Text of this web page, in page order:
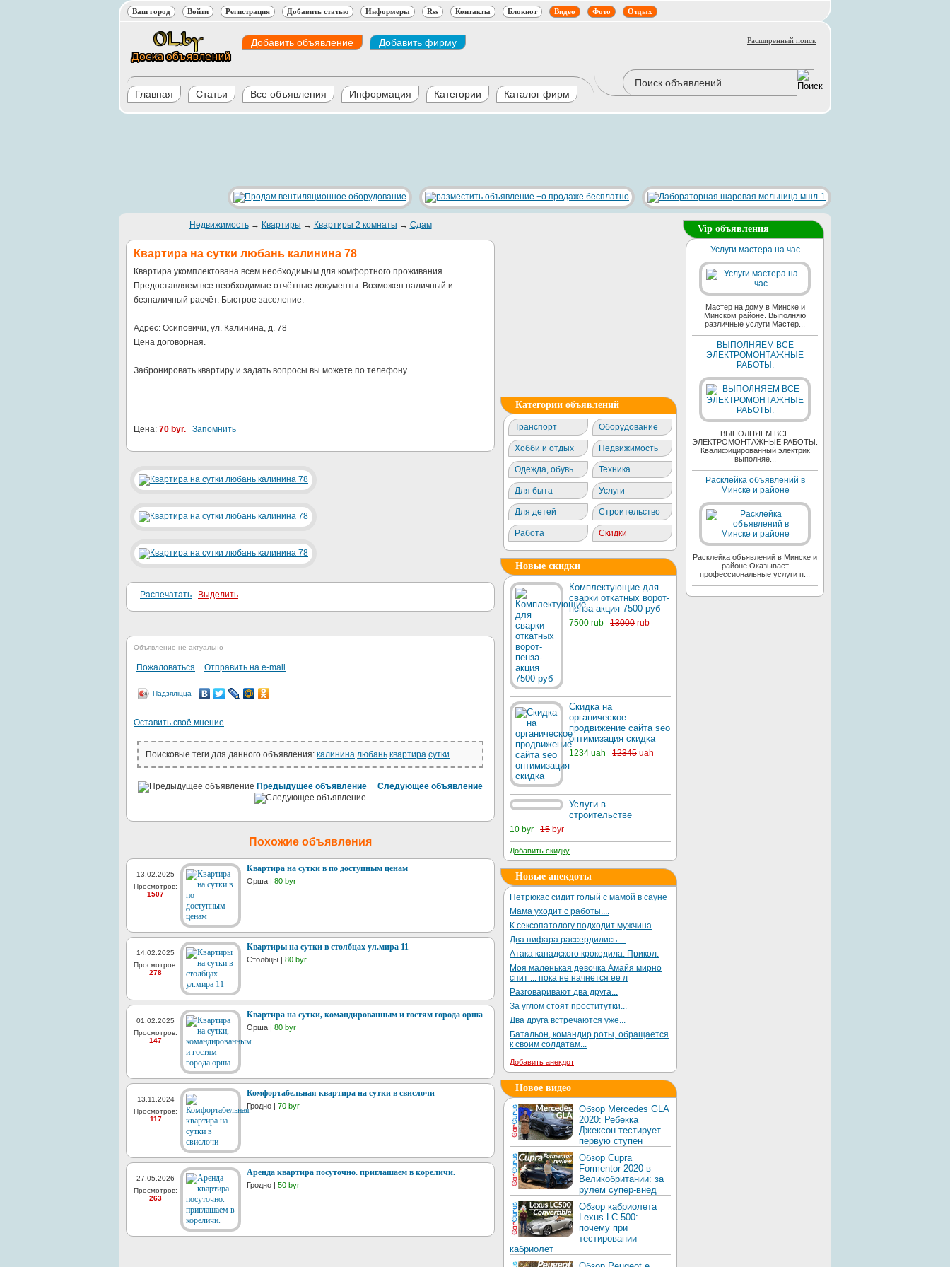
Ваш город Войти Регистрация Добавить статью Информеры Rss Контакты Блокнот Видео Фото Отдых
Добавить объявление Добавить фирму Расширенный поиск
Главная Статьи Все объявления Информация Категории Каталог фирм
Недвижимость→ Квартиры → Квартиры 2 комнаты → Сдам
Квартира на сутки любань калинина 78
Квартира укомплектована всем необходимым для комфортного проживания.
Предоставляем все необходимые отчётные документы. Возможен наличный и
безналичный расчёт. Быстрое заселение.
Адрес: Осиповичи, ул. Калинина, д. 78
Цена договорная.
Забронировать квартиру и задать вопросы вы можете по телефону.
Цена: 70 byr. Запомнить
Распечатать Выделить
Объявление не актуально
Пожаловаться Отправить на e-mail
Падзяліцца
Оставить своё мнение
Поисковые теги для данного объявления: калинина любань квартира сутки
Предыдущее объявление Следующее объявление
Похожие объявления
13.02.2025
Просмотров:
1507
Квартира на сутки в по доступным ценам
Орша | 80 byr
14.02.2025
Просмотров:
278
Квартиры на сутки в столбцах ул.мира 11
Столбцы | 80 byr
01.02.2025
Просмотров:
147
Квартира на сутки, командированным и гостям города орша
Орша | 80 byr
13.11.2024
Просмотров:
117
Комфортабельная квартира на сутки в свислочи
Гродно | 70 byr
27.05.2026
Просмотров:
263
Аренда квартира посуточно. приглашаем в кореличи.
Гродно | 50 byr
Категории объявлений
Транспорт Оборудование
Хобби и отдых Недвижимость
Одежда, обувь Техника
Для быта Услуги
Для детей Строительство
Работа Скидки
Новые скидки
Комплектующие для
сварки откатных ворот-
пенза-акция 7500 руб
7500 rub 13000 rub
Скидка на
органическое
продвижение сайта seo
оптимизация скидка
1234 uah 12345 uah
Услуги в
строительстве
10 byr 15 byr
Добавить скидку
Новые анекдоты
Петрюкас сидит голый с мамой в сауне
Мама уходит с работы....
К сексопатологу подходит мужчина
Два пифара рассердились....
Атака канадского крокодила. Прикол.
Моя маленькая девочка Амайя мирно
спит ... пока не начнется ее л
Разговаривают два друга...
За углом стоят проститутки...
Два друга встречаются уже...
Батальон, командир роты, обращается
к своим солдатам...
Добавить анекдот
Новое видео
Обзор Mercedes GLA
2020: Ребекка
Джексон тестирует
первую ступен
Обзор Cupra
Formentor 2020 в
Великобритании: за
рулем супер-внед
Обзор кабриолета
Lexus LC 500:
почему при
тестировании
кабриолет
Vip объявления
Услуги мастера на час
Мастер на дому в Минске и
Минском районе. Выполняю
различные услуги Мастер...
ВЫПОЛНЯЕМ ВСЕ
ЭЛЕКТРОМОНТАЖНЫЕ
РАБОТЫ.
ВЫПОЛНЯЕМ ВСЕ
ЭЛЕКТРОМОНТАЖНЫЕ РАБОТЫ.
Квалифицированный электрик
выполняе...
Расклейка объявлений в
Минске и районе
Расклейка объявлений в Минске и
районе Оказывает
профессиональные услуги п...